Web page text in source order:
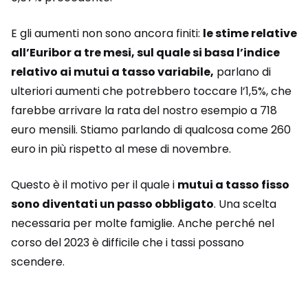
E gli aumenti non sono ancora finiti: le stime relative
all’Euribor a tre mesi, sul quale si basa l’indice
relativo ai mutui a tasso variabile, parlano di
ulteriori aumenti che potrebbero toccare l’1,5%, che
farebbe arrivare la rata del nostro esempio a 718
euro mensili. Stiamo parlando di qualcosa come 260
euro in più rispetto al mese di novembre.
Questo è il motivo per il quale i mutui a tasso fisso
sono diventati un passo obbligato. Una scelta
necessaria per molte famiglie. Anche perché nel
corso del 2023 è difficile che i tassi possano
scendere.